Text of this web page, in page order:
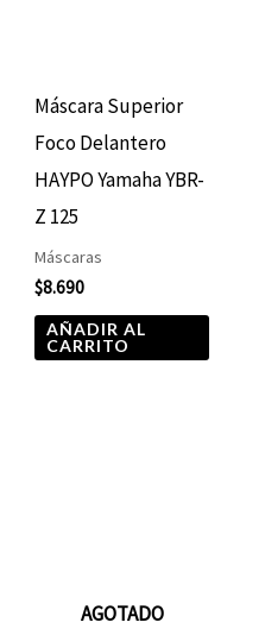
Máscara Superior
Foco Delantero
HAYPO Yamaha YBR-
Z 125
Máscaras
$8.690
AÑADIR AL
CARRITO
AGOTADO